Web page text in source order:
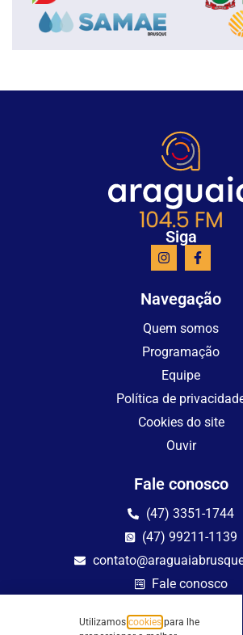
Siga
Navegação
Quem somos
Programação
Equipe
Política de
Cookies do site
Ouvir
Fale conosco
(47) 3351-1744
(47) 99211-1139
Fale conosco
Site seguro
Utilizamos cookies para lhe